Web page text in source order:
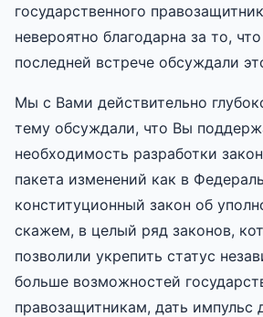
государственного
невероятно благодарна за то,
последней встрече обсуждали
Мы с Вами действительно
тему обсуждали, что Вы
необходимость разработки
пакета изменений как в
конституционный закон об
скажем, в целый ряд законов,
позволили укрепить статус
больше возможностей
правозащитникам, дать импульс